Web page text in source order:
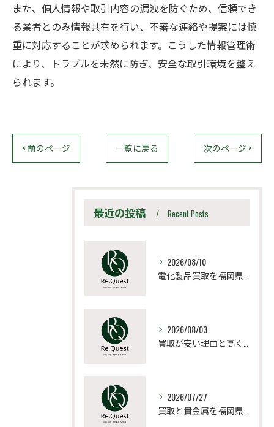
また、個人情報や取引内容の漏洩を防ぐため、信頼でき
る業者とのみ情報共有を行い、不審な連絡や提案には慎
重に対応することが求められます。こうした情報管理術
により、トラブルを未然に防ぎ、安全な取引環境を整え
られます。
< 前のページ 一覧に戻る 次のページ >
最近の投稿 Recent Posts
2026/08/10
2026/08/03
2026/07/27